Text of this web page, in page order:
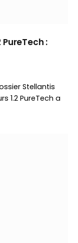
PureTech :
Stellantis
1.2 PureTech a